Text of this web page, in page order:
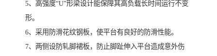
5、高强度“U”形梁设计能保障其高负载长时间运行不变
形。
6、采用防滑花纹钢板，使平台有良好的防滑性能。
7、两侧设防轧脚裙板，防止脚趾伸入平台造成意外伤